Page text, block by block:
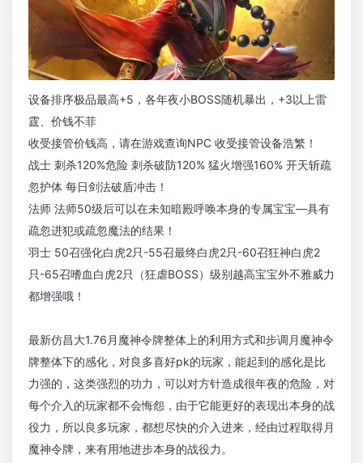
设备排序极品最高+5，各年夜小BOSS随机暴出，+3以上雷
霆、价钱不菲
收受接管价钱高，请在游戏查询NPC 收受接管设备浩繁！
战士 刺杀120%危险 刺杀破防120% 猛火增强160% 开天斩疏
忽护体 每日剑法破盾冲击！
法师 法师50级后可以在未知暗殿呼唤本身的专属宝宝—具有
疏忽进犯或疏忽魔法的结果！
羽士 50召强化白虎2只-55召最终白虎2只-60召狂神白虎2
只-65召嗜血白虎2只（狂虐BOSS）级别越高宝宝外不雅威力
都增强哦！
最新仿昌大1.76月魔神令牌整体上的利用方式和步调月魔神令
牌整体下的感化，对良多喜好pk的玩家，能起到的感化是比
力强的，这类强烈的功力，可以对方针造成很年夜的危险，对
每个介入的玩家都不会悔怨，由于它能更好的表现出本身的战
役力，所以良多玩家，都想尽快的介入进来，经由过程取得月
魔神令牌，来有用地进步本身的战役力。